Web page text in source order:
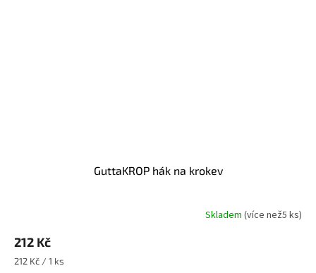
GuttaKROP hák na krokev
Skladem (více než5 ks)
212 Kč
Měrná
212 Kč / 1 ks